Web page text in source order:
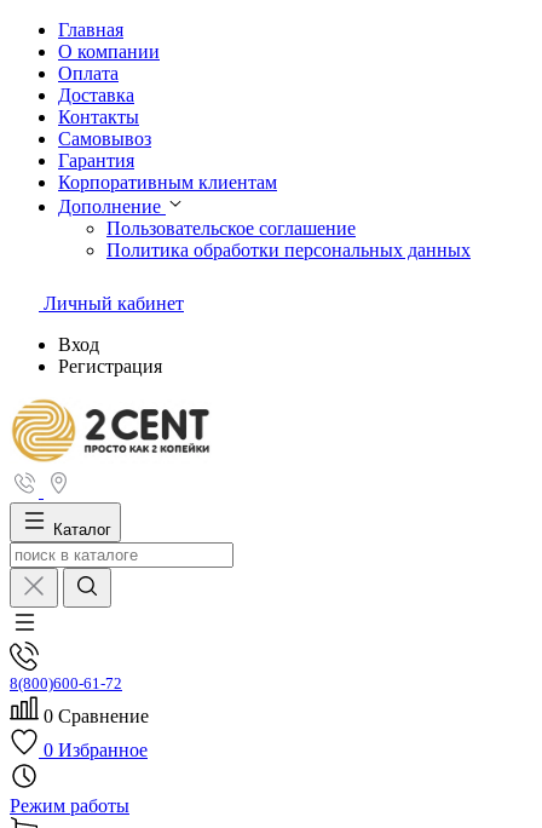
Главная
О компании
Оплата
Доставка
Контакты
Самовывоз
Гарантия
Корпоративным клиентам
Дополнение
Пользовательское соглашение
Политика обработки персональных данных
Личный кабинет
Вход
Регистрация
Каталог
8(800)600-61-72
0 Сравнение
0 Избранное
Режим работы